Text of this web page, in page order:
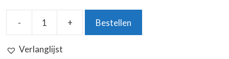
-
iTrax
+ Bestellen
Verlanglijst